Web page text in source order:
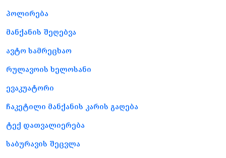
პოლირება
მანქანის შეღებვა
ავტო სამრეცხაო
რულავოის ხელოსანი
ევაკუატორი
ჩაკეტილი მანქანის კარის გაღება
ტექ დათვალიერება
საბურავის შეცვლა